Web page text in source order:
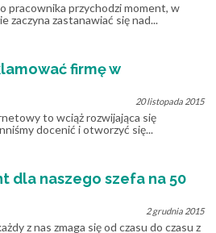
pracownika przychodzi moment, w
zaczyna zastanawiać się nad...
firmę w
20 listopada 2015
to wciąż rozwijająca się
docenić i otworzyć się...
dla naszego szefa na 50
2 grudnia 2015
z nas zmaga się od czasu do czasu z